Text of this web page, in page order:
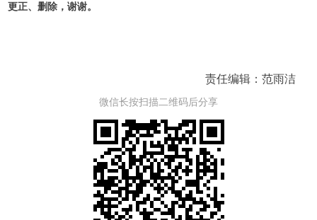
更正、删除，谢谢。
责任编辑：范雨洁
微信长按扫描二维码后分享